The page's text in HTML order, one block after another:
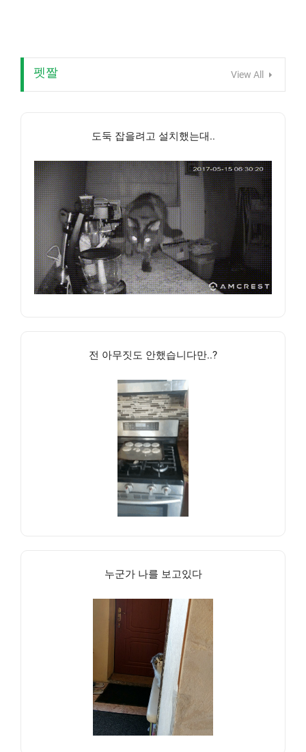
펫짤 View All
도둑 잡을려고 설치했는대..
전 아무짓도 안했습니다만..?
누군가 나를 보고있다